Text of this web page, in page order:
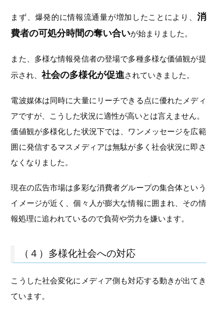
まず、爆発的に情報流通量が増加したことにより、 消
費者の可処分時間の奪い合いが始まりました。
また、多様な情報発信者の登場で多種多様な価値観が提
示され、社会の多様化が促進されていきました。
電波媒体は同時に大量にリーチできる点に優れたメディ
アですが、こうした状況に適性が高いとは言えません。
価値観が多様化した状況下では、ワンメッセージを広範
囲に発信するマスメディアは無駄が多く社会状況に即さ
なくなりました。
現在の広告市場は多彩な消費者グループの集合体という
イメージが近く、個々人が膨大な情報に囲まれ、その情
報処理に追われているので負荷や労力を嫌います。
（４）多様化社会への対応
こうした社会変化にメディア側も対応する動きが出てき
ています。